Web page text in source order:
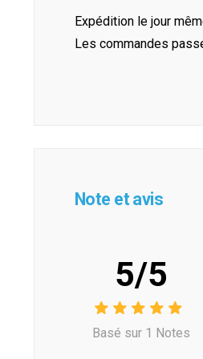
Expédition le jour
Les commandes
Note et avis
5/5
Basé sur 1 Notes